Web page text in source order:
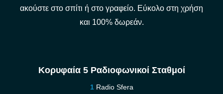
ακούστε στο σπίτι ή στο γραφείο. Εύκολο στη χρήση
και 100% δωρεάν.
Κορυφαία 5 Ραδιοφωνικοί Σταθμοί
Radio Sfera